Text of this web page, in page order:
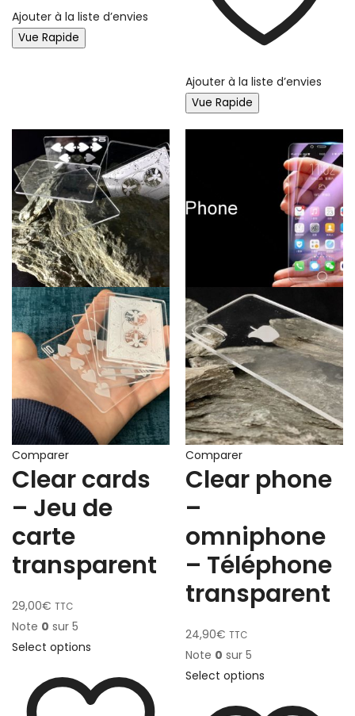
Ajouter à la liste d’envies
Vue Rapide
Ajouter à la liste d’envies
Vue Rapide
Comparer
Clear cards
– Jeu de
carte
transparent
29,00€ TTC
Note 0 sur 5
Select options
Comparer
Clear phone
–
omniphone
– Téléphone
transparent
24,90€ TTC
Note 0 sur 5
Select options